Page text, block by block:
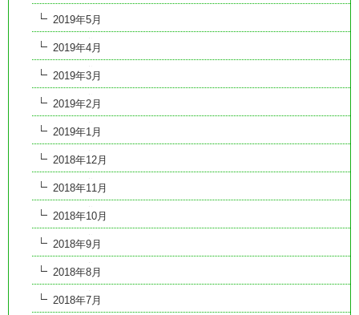
2019年5月
2019年4月
2019年3月
2019年2月
2019年1月
2018年12月
2018年11月
2018年10月
2018年9月
2018年8月
2018年7月